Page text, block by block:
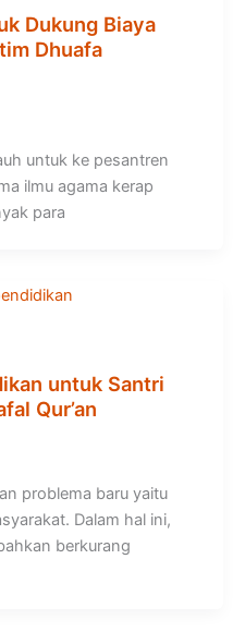
Dukung Biaya
Dhuafa
untuk ke pesantren
ilmu agama kerap
para
untuk Santri
Qur’an
problema baru yaitu
Dalam hal ini,
berkurang